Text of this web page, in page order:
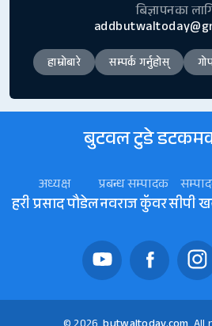
बिज्ञापनका
हाम्रोबारे सम्पर्क गर्नुहोस्
बुटवल टुडे
अध्यक्ष
हरी प्रसाद पौडेल
प्रबन्ध सम्पादक
नवराज कॅुवरसीपी